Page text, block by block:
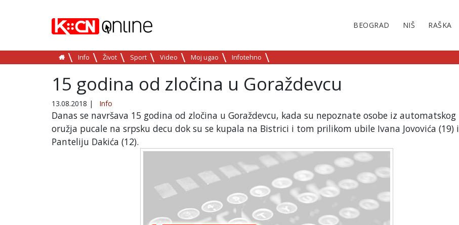
BEOGRAD NIŠ RAŠKA
Info Život Sport Video Moj ugao Infotehno
15 godina od zločina u Goraždevcu
13.08.2018 | Info
Danas se navršava 15 godina od zločina u Goraždevcu, kada su nepoznate osobe iz automatskog
oružja pucale na srpsku decu dok su se kupala na Bistrici i tom prilikom ubile Ivana Jovovića (19) i
Panteliju Dakića (12).